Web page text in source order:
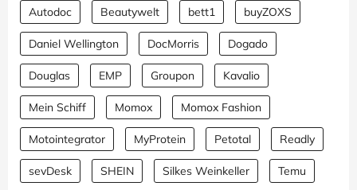
Autodoc Beautywelt bett1 buyZOXS
Daniel Wellington DocMorris Dogado
Douglas EMP Groupon Kavalio
Mein Schiff Momox Momox Fashion
Motointegrator MyProtein Petotal Readly
sevDesk SHEIN Silkes Weinkeller Temu